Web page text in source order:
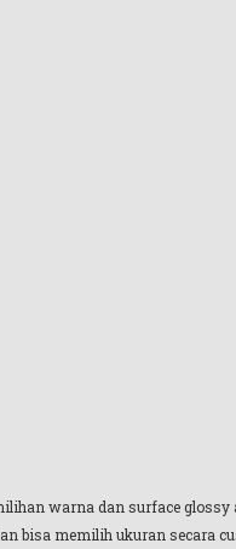
warna dan surface glossy
bisa memilih ukuran secara